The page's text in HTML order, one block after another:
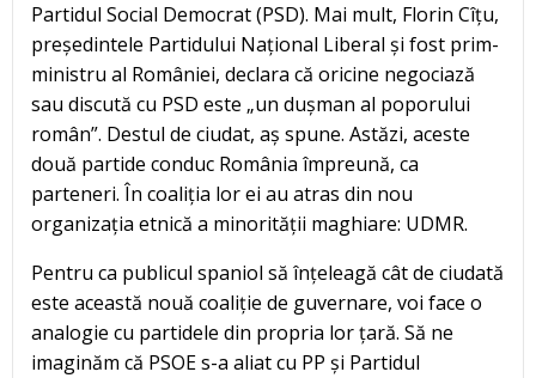
Partidul Social Democrat (PSD). Mai mult, Florin Cîțu,
președintele Partidului Național Liberal și fost prim-
ministru al României, declara că oricine negociază
sau discută cu PSD este „un dușman al poporului
român”. Destul de ciudat, aș spune. Astăzi, aceste
două partide conduc România împreună, ca
parteneri. În coaliția lor ei au atras din nou
organizația etnică a minorității maghiare: UDMR.
Pentru ca publicul spaniol să înțeleagă cât de ciudată
este această nouă coaliție de guvernare, voi face o
analogie cu partidele din propria lor țară. Să ne
imaginăm că PSOE s-a aliat cu PP și Partidul